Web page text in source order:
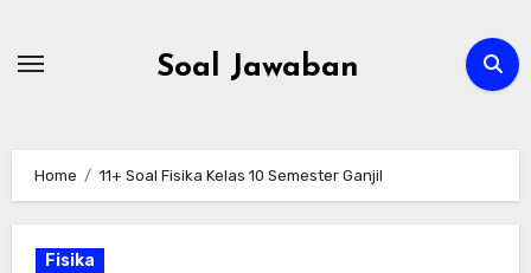
Soal Jawaban
Home 11+ Soal Fisika Kelas 10 Semester Ganjil
Fisika